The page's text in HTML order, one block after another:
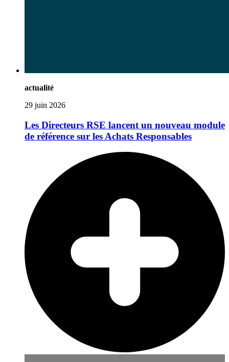
actualité
29 juin 2026
Les Directeurs RSE lancent un nouveau module
de référence sur les Achats Responsables